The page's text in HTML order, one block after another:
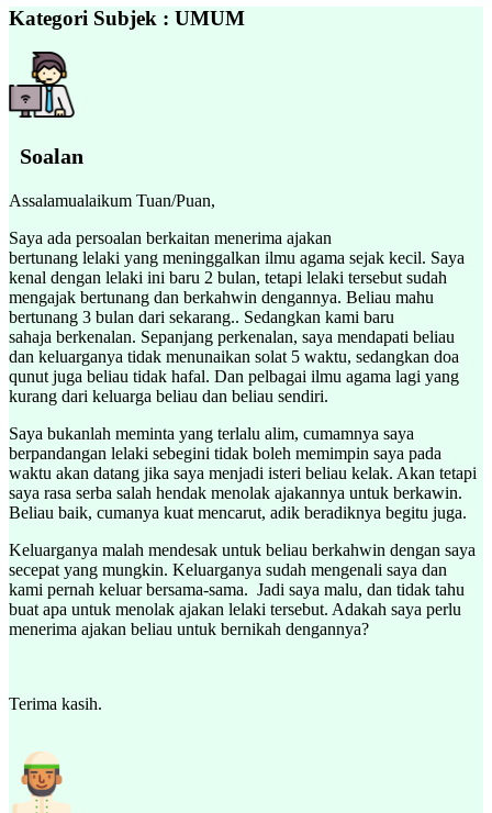
Kategori Subjek : UMUM
Soalan
Assalamualaikum Tuan/Puan,
Saya ada persoalan berkaitan menerima ajakan
bertunang lelaki yang meninggalkan ilmu agama sejak kecil. Saya
kenal dengan lelaki ini baru 2 bulan, tetapi lelaki tersebut sudah
mengajak bertunang dan berkahwin dengannya. Beliau mahu
bertunang 3 bulan dari sekarang.. Sedangkan kami baru
sahaja berkenalan. Sepanjang perkenalan, saya mendapati beliau
dan keluarganya tidak menunaikan solat 5 waktu, sedangkan doa
qunut juga beliau tidak hafal. Dan pelbagai ilmu agama lagi yang
kurang dari keluarga beliau dan beliau sendiri.
Saya bukanlah meminta yang terlalu alim, cumamnya saya
berpandangan lelaki sebegini tidak boleh memimpin saya pada
waktu akan datang jika saya menjadi isteri beliau kelak. Akan tetapi
saya rasa serba salah hendak menolak ajakannya untuk berkawin.
Beliau baik, cumanya kuat mencarut, adik beradiknya begitu juga.
Keluarganya malah mendesak untuk beliau berkahwin dengan saya
secepat yang mungkin. Keluarganya sudah mengenali saya dan
kami pernah keluar bersama-sama. Jadi saya malu, dan tidak tahu
buat apa untuk menolak ajakan lelaki tersebut. Adakah saya perlu
menerima ajakan beliau untuk bernikah dengannya?
Terima kasih.